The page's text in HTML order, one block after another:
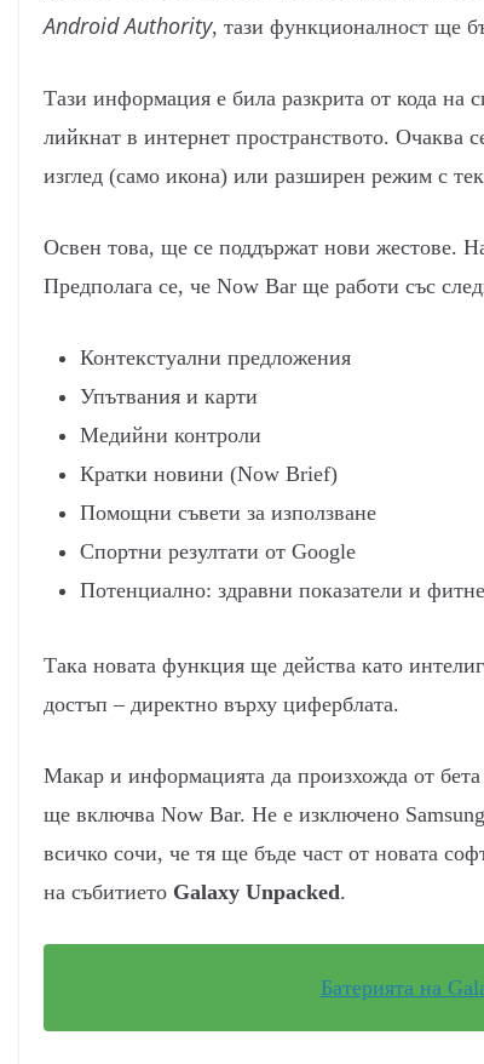
Android Authority, тази функционалност ще
Тази информация е била разкрита от кода
лийкнат в интернет пространството. Очаква
изглед (само икона) или разширен режим с
Освен това, ще се поддържат нови жестове.
Предполага се, че Now Bar ще работи със
Контекстуални предложения
Упътвания и карти
Медийни контроли
Кратки новини (Now Brief)
Помощни съвети за използване
Спортни резултати от Google
Потенциално: здравни показатели и
Така новата функция ще действа като
достъп – директно върху циферблата.
Макар и информацията да произхожда от
ще включва Now Bar. Не е изключено
всичко сочи, че тя ще бъде част от новата
на събитието Galaxy Unpacked.
Батерията на